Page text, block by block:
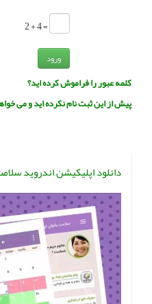
= 4 + 2
ورود
کلمه عبور را فراموش کرده اید؟
پیش از این ثبت نام نکرده اید و می
دانلود اپلیکیشن اندروید